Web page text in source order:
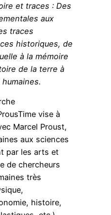
et traces : Des
aux
traces
historiques, de
à la mémoire
de la terre à
vise à
Marcel Proust,
aux sciences
par les arts et
de chercheurs
très
histoire,